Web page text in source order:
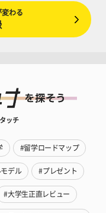
わる
ッチ
#留学ロードマップ
デル #プレゼント
#大学生正直レビュー